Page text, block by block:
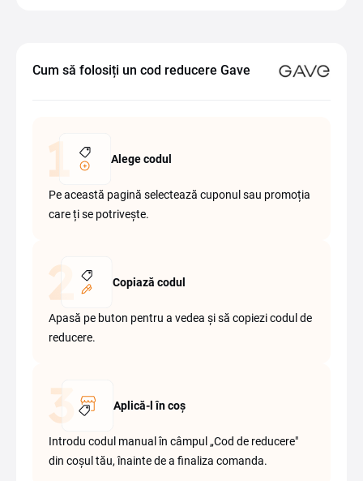
Cum să folosiți un cod reducere Gave
Alege codul
Pe această pagină selectează cuponul sau promoția
care ți se potrivește.
Copiază codul
Apasă pe buton pentru a vedea și să copiezi codul de
reducere.
Aplică-l în coș
Introdu codul manual în câmpul „Cod de reducere"
din coșul tău, înainte de a finaliza comanda.